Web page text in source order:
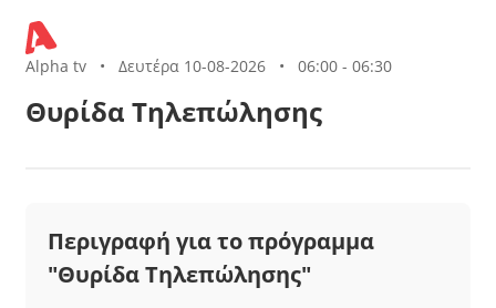
Alpha tv • Δευτέρα 10-08-2026 • 06:00 - 06:30
Θυρίδα Τηλεπώλησης
Περιγραφή για το πρόγραμμα
"Θυρίδα Τηλεπώλησης"